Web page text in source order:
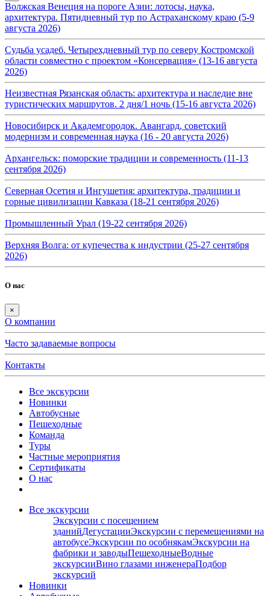
Волжская Венеция на пороге Азии: лотосы, наука,
архитектура. Пятидневный тур по Астраханскому краю (5-9
августа 2026)
Судьба усадеб. Четырехдневный тур по северу Костромской
области совместно с проектом «Консервация» (13-16 августа
2026)
Неизвестная Рязанская область: архитектура и наследие вне
туристических маршрутов. 2 дня/1 ночь (15-16 августа 2026)
Новосибирск и Академгородок. Авангард, советский
модернизм и современная наука (16 - 20 августа 2026)
Архангельск: поморские традиции и современность (11-13
сентября 2026)
Северная Осетия и Ингушетия: архитектура, традиции и
горные цивилизации Кавказа (18-21 сентября 2026)
Промышленный Урал (19-22 сентября 2026)
Верхняя Волга: от купечества к индустрии (25-27 сентября
2026)
О нас
×
О компании
Часто задаваемые вопросы
Контакты
Все экскурсии
Новинки
Автобусные
Пешеходные
Команда
Туры
Частные мероприятия
Сертификаты
О нас
Все экскурсии
Экскурсии с посещением
зданийДегустацииЭкскурсии с перемещениями на
автобусеЭкскурсии по особнякамЭкскурсии на
фабрики и заводыПешеходныеВодные
экскурсииВино глазами инженераПодбор
экскурсий
Новинки